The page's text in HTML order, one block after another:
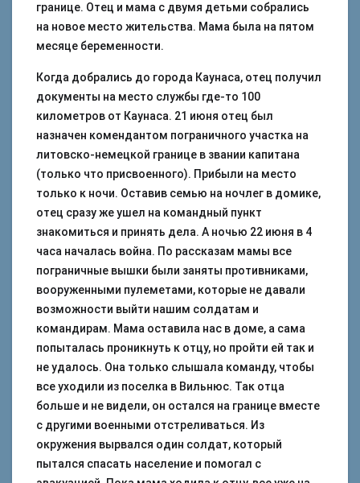
границе. Отец и мама с двумя детьми собрались
на новое место жительства. Мама была на пятом
месяце беременности.
Когда добрались до города Каунаса, отец получил
документы на место службы где-то 100
километров от Каунаса. 21 июня отец был
назначен комендантом пограничного участка на
литовско-немецкой границе в звании капитана
(только что присвоенного). Прибыли на место
только к ночи. Оставив семью на ночлег в домике,
отец сразу же ушел на командный пункт
знакомиться и принять дела. А ночью 22 июня в 4
часа началась война. По рассказам мамы все
пограничные вышки были заняты противниками,
вооруженными пулеметами, которые не давали
возможности выйти нашим солдатам и
командирам. Мама оставила нас в доме, а сама
попыталась проникнуть к отцу, но пройти ей так и
не удалось. Она только слышала команду, чтобы
все уходили из поселка в Вильнюс. Так отца
больше и не видели, он остался на границе вместе
с другими военными отстреливаться. Из
окружения вырвался один солдат, который
пытался спасать население и помогал с